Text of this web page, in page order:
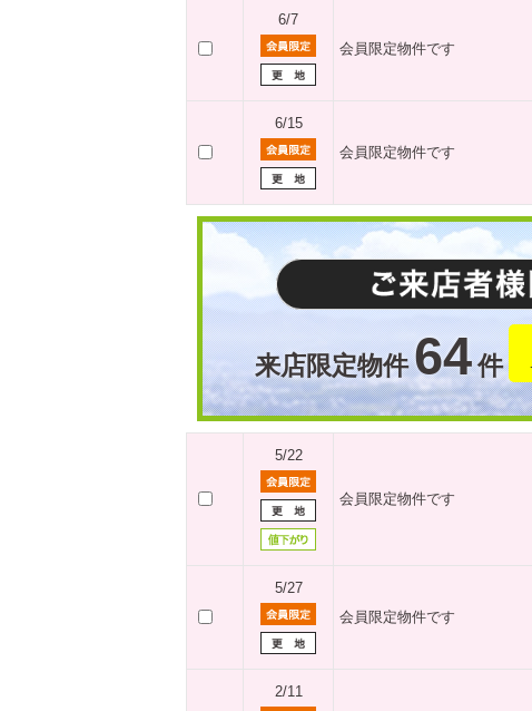
6/7
会員限定物件です
6/15
会員限定物件です
来店限定物件64件
5/22
会員限定物件です
5/27
会員限定物件です
2/11